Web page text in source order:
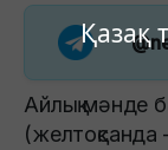
Қазақ
Айлық мәнде